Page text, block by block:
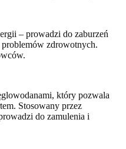
– prowadzi do zaburzeń
zdrowotnych.
który pozwala
Stosowany przez
do zamulenia i